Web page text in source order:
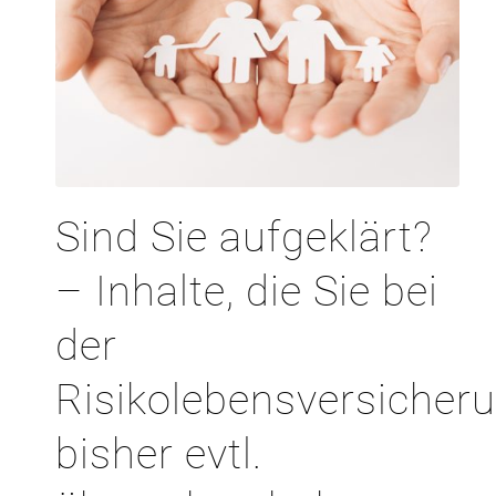
Sind Sie aufgeklärt?
– Inhalte, die Sie bei
der
bisher evtl.